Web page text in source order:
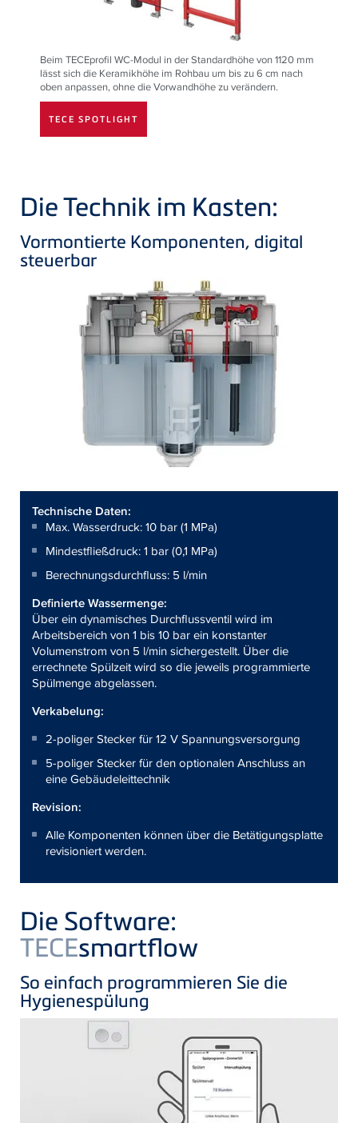
Beim TECEprofil WC-Modul in der Standardhöhe von 1120 mm
lässt sich die Keramikhöhe im Rohbau um bis zu 6 cm nach
oben anpassen, ohne die Vorwandhöhe zu verändern.
TECE SPOTLIGHT
Die Technik im Kasten:
Vormontierte Komponenten, digital
steuerbar
Technische Daten:
Max. Wasserdruck: 10 bar (1 MPa)
Mindestfließdruck: 1 bar (0,1 MPa)
Berechnungsdurchfluss: 5 l/min
Definierte Wassermenge:
Über ein dynamisches Durchflussventil wird im
Arbeitsbereich von 1 bis 10 bar ein konstanter
Volumenstrom von 5 l/min sichergestellt. Über die
errechnete Spülzeit wird so die jeweils programmierte
Spülmenge abgelassen.
Verkabelung:
2-poliger Stecker für 12 V Spannungsversorgung
5-poliger Stecker für den optionalen Anschluss an
eine Gebäudeleittechnik
Revision:
Alle Komponenten können über die Betätigungsplatte
revisioniert werden.
Die Software:
TECEsmartflow
So einfach programmieren Sie die
Hygienespülung